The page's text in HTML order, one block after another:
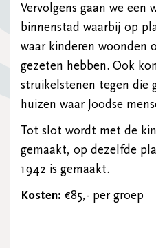
Vervolgens gaan we een
binnenstad waarbij op
waar kinderen woonden
gezeten hebben. Ook
struikelstenen tegen die
huizen waar Joodse
Tot slot wordt met de
gemaakt, op dezelfde
1942 is gemaakt.
Kosten: €85,- per groep